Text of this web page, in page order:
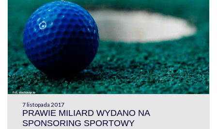
7 listopada 2017
PRAWIE MILIARD WYDANO NA
SPONSORING SPORTOWY